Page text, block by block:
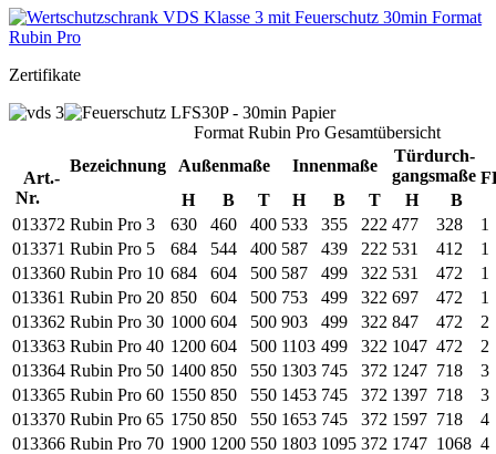
Zertifikate
Format Rubin Pro Gesamtübersicht
Art.-
Nr.
Bezeichnung Außenmaße Innenmaße
Türdurch-
gangsmaße
H
B T H B T H
B
013372 Rubin Pro 3 630 460 400 533 355 222 477 328
1
013371 Rubin Pro 5 684 544 400 587 439 222 531 412
1
013360 Rubin Pro 10 684 604 500 587 499 322 531 472
1
013361 Rubin Pro 20 850 604 500 753 499 322 697 472
1
013362 Rubin Pro 30 1000 604 500 903 499 322 847 472
2
013363 Rubin Pro 40 1200 604 500 1103 499 322 1047 472
2
013364 Rubin Pro 50 1400 850 550 1303 745 372 1247 718
3
013365 Rubin Pro 60 1550 850 550 1453 745 372 1397 718
3
013370 Rubin Pro 65 1750 850 550 1653 745 372 1597 718
4
013366 Rubin Pro 70 1900 1200 550 1803 1095 372 1747 1068 4